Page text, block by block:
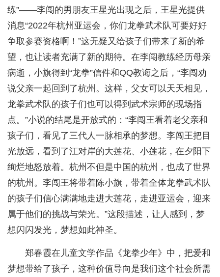
练”——李闯的男朋友王星光出现之后，王星光提供
消息“2022年杭州亚运会，你们龙拳武术队可要好好
争取参赛资格啊！”这无疑又给孩子们带来了新的希
望，也让读者充满了新的期待。在李闯教练经历母亲
病逝，小旗得到“龙拳”信件和QQ教诲之后，“李闯劝
说父亲一起回到了杭州。这样，父女可以天天相见，
龙拳武术队的孩子们也可以得到武术宗师的现场指
点。”小说的结尾是开放式的：“李闯王看着老父亲和
孩子们，看见了三代人一脉相承的梦想。李闯王把目
光放远，看到了江对岸的大莲花、小莲花，在夕阳下
绚烂地怒放着。杭州不但是中国的杭州，也成了世界
的杭州。李闯王将带着陈小旗，带着全体龙拳武术队
的孩子们信心满满地走进大莲花，走进亚运会，迎来
属于他们的挑战与荣光。”这段描述，让人感到，梦
想闪闪发光，梦想如此神圣。
郑春霞在儿童文学作品《龙拳少年》中，把爱和
梦想带给了孩子，这种价值导向是我们这个社会所需